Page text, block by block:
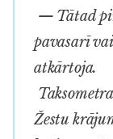
— Tātad
pavasarī
atkārtoja.
Žestu